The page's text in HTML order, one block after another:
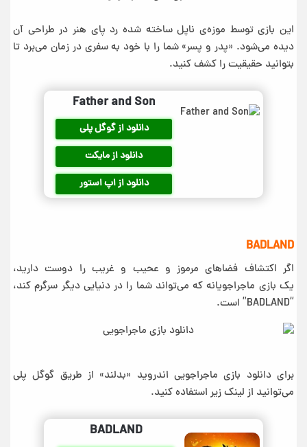
این بازی توسط موزه‌ی ناپل ساخته شده رد پای هنر در طراحی آن
دیده می‌شود. «پدر و پسر» شما را با خود به سفری در زمان می‌برد تا
بتوانید حقیقیت را کشف کنید.
Father and Son‏
دانلود از گوگل پلی
دانلود از مایکت
دانلود از اپ استور
BADLAND‏
اگر اکتشاف فضاهای مرموز و عحیب و غریب را دوست دارید،
یک بازی ماجراجویانه که می‌تواند شما را در دنیایی دیگر سرگرم کند،
“BADLAND‏” است.
برای دانلود بازی ماجراجویی اندروید «بدلند» از طریق گوگل پلی
می‌توانید از لینک زیر استفاده کنید.
BADLAND‏